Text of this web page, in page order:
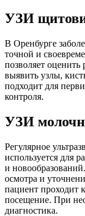
УЗИ
В Оренбурге
точной и
позволяет оценить
выявить узлы,
подходит для
контроля.
УЗИ
Регулярное
используется для
и
осмотра и
пациент проходит
посещение. При
диагностика.